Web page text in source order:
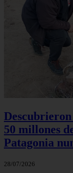
50 millones
Patagonia
28/07/2026